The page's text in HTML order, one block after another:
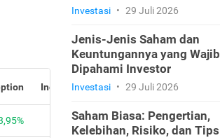
Investasi • 29 Juli 2026
Jenis-Jenis Saham dan
Keuntungannya yang Wajib
Dipahami Investor
Investasi • 29 Juli 2026
Saham Biasa: Pengertian,
Kelebihan, Risiko, dan Tips